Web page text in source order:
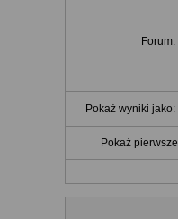
Forum:
Pokaż wyniki jako:
Pokaż pierwsze